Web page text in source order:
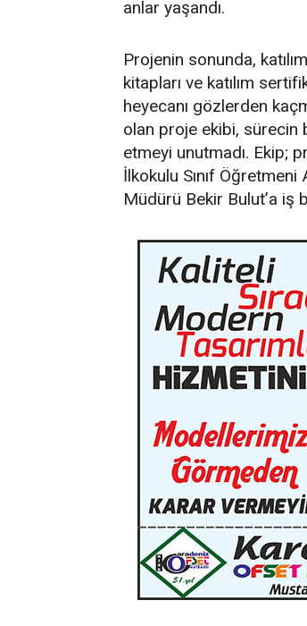
anlar yaşandı.
Projenin sonunda,
kitapları ve katılım
heyecanı gözlerden
olan proje ekibi, sürecin
etmeyi unutmadı. Ekip;
İlkokulu Sınıf
Müdürü Bekir Bulut’a iş